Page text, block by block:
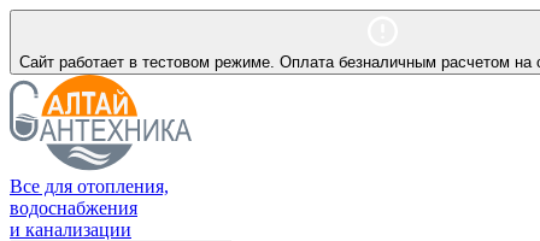
Сайт работает в тестовом режиме. Оплата безналичным расчетом на
Все для отопления,
водоснабжения
и канализации